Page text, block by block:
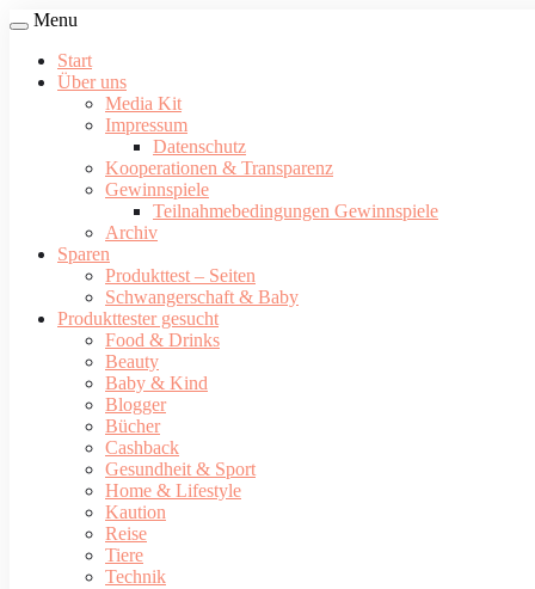
Menu
Start
Über uns
Media Kit
Impressum
Datenschutz
Kooperationen & Transparenz
Gewinnspiele
Teilnahmebedingungen Gewinnspiele
Archiv
Sparen
Produkttest – Seiten
Schwangerschaft & Baby
Produkttester gesucht
Food & Drinks
Beauty
Baby & Kind
Blogger
Bücher
Cashback
Gesundheit & Sport
Home & Lifestyle
Kaution
Reise
Tiere
Technik